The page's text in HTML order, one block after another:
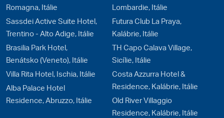
Romagna, Itálie
Sassdei Active Suite Hotel,
Trentino - Alto Adige, Itálie
Brasilia Park Hotel,
Benátsko (Veneto), Itálie
Villa Rita Hotel, Ischia, Itálie
Alba Palace Hotel
Residence, Abruzzo, Itálie
Lombardie, Itálie
Futura Club La Praya,
Kalábrie, Itálie
TH Capo Calava Village,
Sicílie, Itálie
Costa Azzurra Hotel &
Residence, Kalábrie, Itálie
Old River Villaggio
Residence, Kalábrie, Itálie